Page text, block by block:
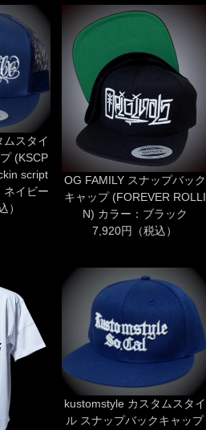
スタイ
(KSCP
script
ネイビー
）
OG FAMILY スナップバック
キャップ (FOREVER ROLLI
N) カラー：ブラック
7,920円（税込）
kustomstyle カスタムスタイ
ル スナップバックキャップ